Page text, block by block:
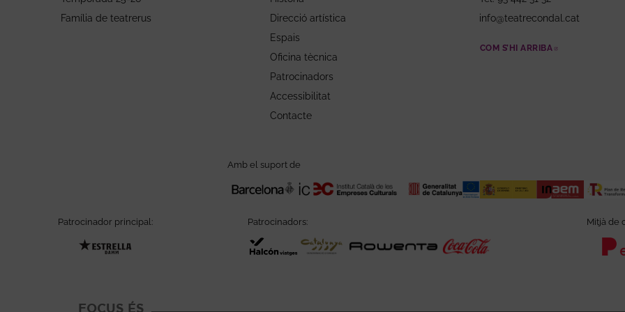
Família de teatrerus
Direcció artística
Espais
Oficina tècnica
Patrocinadors
Accessibilitat
Contacte
info@teatrecondal.cat
COM S’HI ARRIBA
Amb el suport de
Patrocinador principal: Patrocinadors:
Abre en nueva ventana
Abre en nueva ventana
Mitjà de
FOCUS ÉS